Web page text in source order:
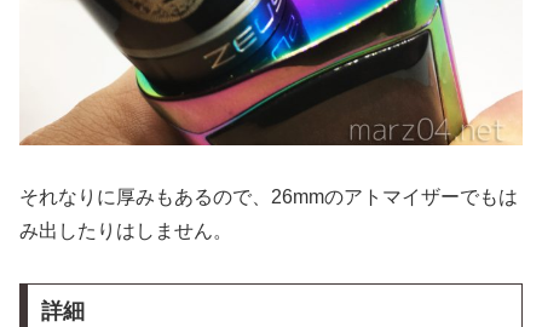
それなりに厚みもあるので、26mmのアトマイザーでもは
み出したりはしません。
詳細